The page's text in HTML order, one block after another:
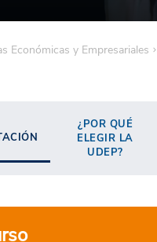
Económicas y Empresariales
¿POR QUÉ
ELEGIR LA
UDEP?